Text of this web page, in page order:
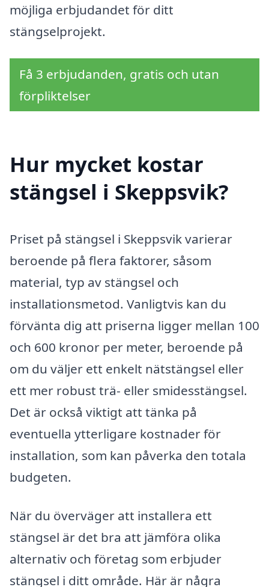
möjliga erbjudandet för ditt
stängselprojekt.
Få 3 erbjudanden, gratis och utan
förpliktelser
Hur mycket kostar
stängsel i Skeppsvik?
Priset på stängsel i Skeppsvik varierar
beroende på flera faktorer, såsom
material, typ av stängsel och
installationsmetod. Vanligtvis kan du
förvänta dig att priserna ligger mellan 100
och 600 kronor per meter, beroende på
om du väljer ett enkelt nätstängsel eller
ett mer robust trä- eller smidesstängsel.
Det är också viktigt att tänka på
eventuella ytterligare kostnader för
installation, som kan påverka den totala
budgeten.
När du överväger att installera ett
stängsel är det bra att jämföra olika
alternativ och företag som erbjuder
stängsel i ditt område. Här är några